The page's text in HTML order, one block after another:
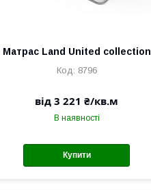
Матрас Land United collection
8796
від 3 221 ₴/кв.м
В наявності
Купити